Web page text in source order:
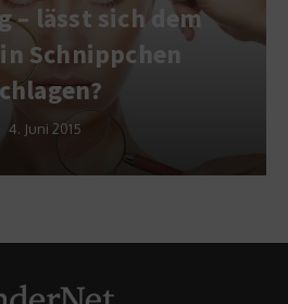
– lässt sich dem
Schnippchen
4. Juni 2015